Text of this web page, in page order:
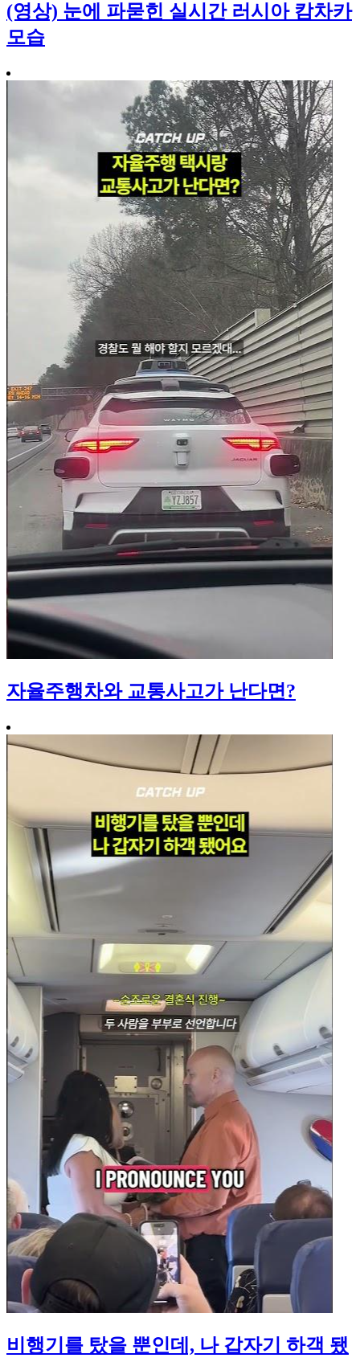
(영상) 눈에 파묻힌 실시간 러시아 캄차카
모습
자율주행차와 교통사고가 난다면?
비행기를 탔을 뿐인데, 나 갑자기 하객 됐